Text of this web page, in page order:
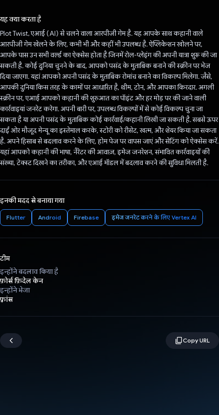
यह क्या करता है
Plot Twist, एआई (AI) से चलने वाला आरपीजी गेम है. यह आपके साथ कहानी वाले
आरपीजी गेम खेलने के लिए, कभी भी और कहीं भी उपलब्ध है. ऐप्लिकेशन खोलने पर,
आपके पास उन सभी वर्ल्ड का ऐक्सेस होता है जिनमें रोल-प्लेइंग की अपनी यात्रा शुरू की जा
सकती है. कोई दुनिया चुनने के बाद, आपको पसंद के मुताबिक बनाने की स्क्रीन पर भेज
दिया जाएगा. यहां आपको अपनी पसंद के मुताबिक रोमांच बनाने का विकल्प मिलेगा. जैसे,
आपकी दुनिया किस तरह के कामों पर आधारित है, थीम, टोन, और आपका किरदार. अगली
स्क्रीन पर, एआई आपको कहानी की शुरुआत का पॉइंट और हर मोड़ पर की जाने वाली
कार्रवाइयां जनरेट करेगा. अपनी बारी पर, उपलब्ध विकल्पों में से कोई विकल्प चुना जा
सकता है या अपनी पसंद के मुताबिक कोई कार्रवाई/कहानी लिखी जा सकती है. सबसे ऊपर
दाईं ओर मौजूद मेन्यू का इस्तेमाल करके, स्टोरी को रीसेट, खत्म, और शेयर किया जा सकता
है. अपने हिसाब से बदलाव करने के लिए, होम पेज पर वापस जाएं और सेटिंग को ऐक्सेस करें.
यहां आपको कहानी की भाषा, नैरेटर की आवाज़, इमेज जनरेशन, संभावित कार्रवाइयों की
संख्या, टेक्स्ट दिखने का तरीका, और एआई मॉडल में बदलाव करने की सुविधा मिलती है.
इनकी मदद से बनाया गया
Flutter Android Firebase इमेज जनरेट करने के लिए Vertex AI
टीम
इन्होंने बदलाव किया है
फ़ोर्स फ़िदेल केन
इन्होंने भेजा
फ़्रांस